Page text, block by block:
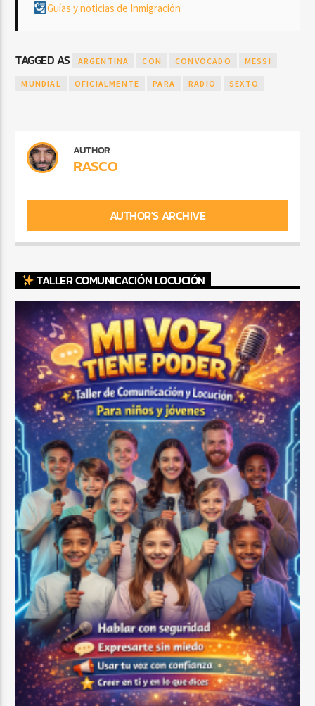
Guías y noticias de Inmigración
TAGGED AS ARGENTINA CON CONVOCADO MESSI
MUNDIAL OFICIALMENTE PARA RADIO SEXTO
AUTHOR
RASCO
AUTHOR'S ARCHIVE
TALLER COMUNICACIÓN LOCUCIÓN